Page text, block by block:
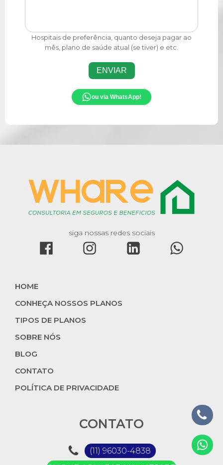
Hospitais de preferência, quanto deseja pagar ao
mês, plano de saúde atual (se tiver) e etc.
ENVIAR
ou via WhatsApp!
siga nossas redes sociais
HOME
CONHEÇA NOSSOS PLANOS
TIPOS DE PLANOS
SOBRE NÓS
BLOG
CONTATO
POLÍTICA DE PRIVACIDADE
CONTATO
(11) 96030-4838